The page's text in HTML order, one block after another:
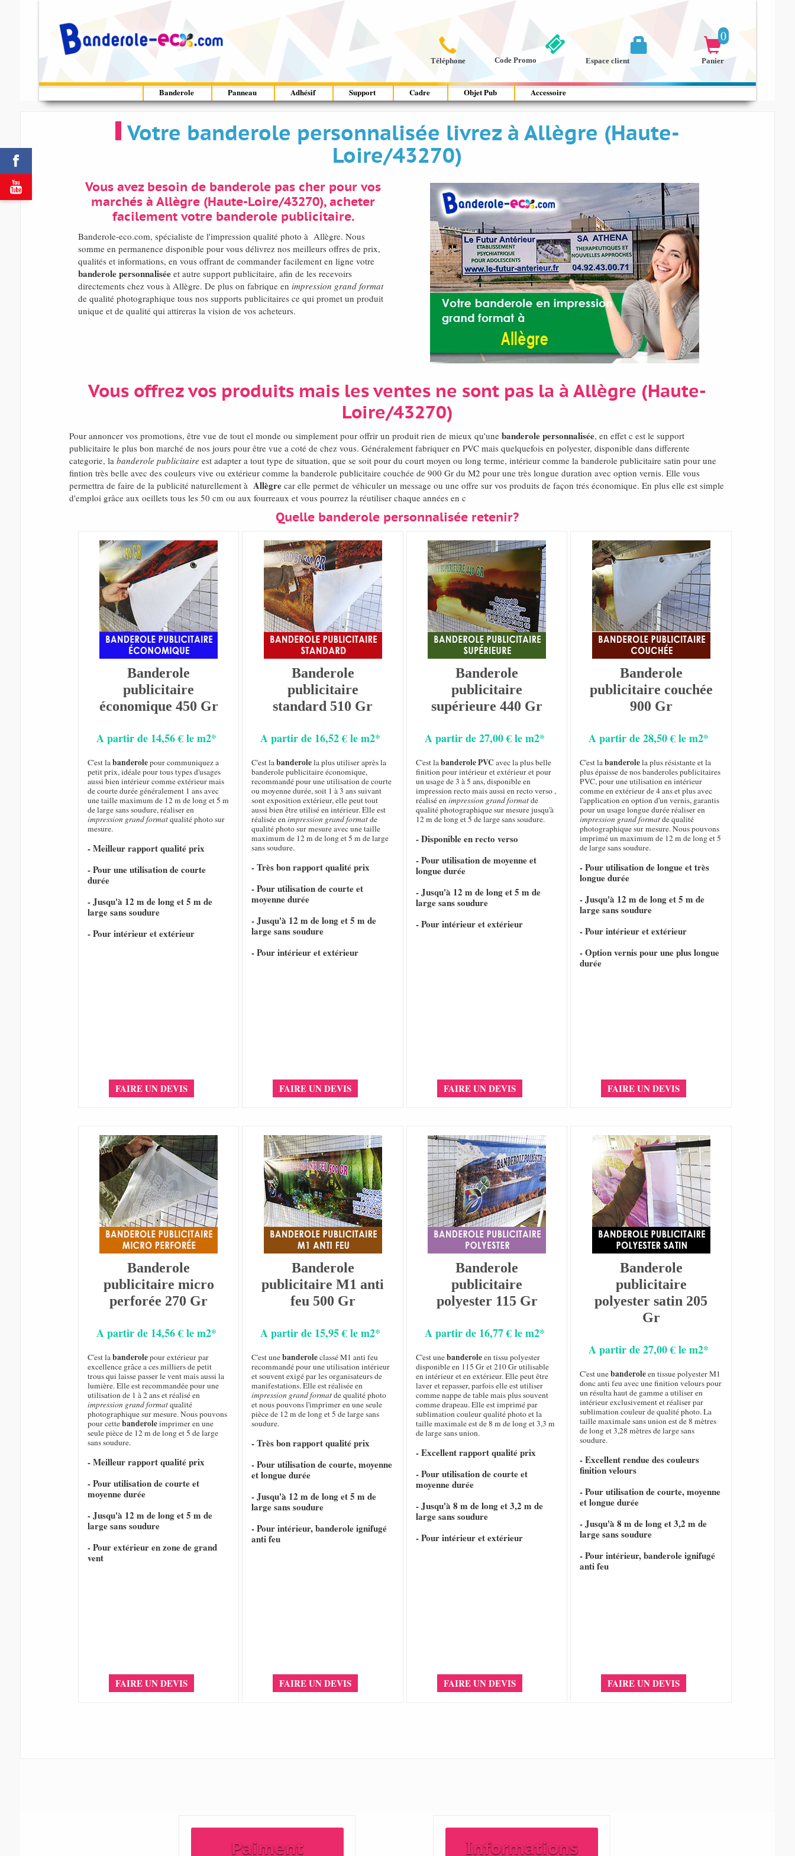



Téléphone
0

Panier

Espace client
Code Promo
Banderole Panneau Adhésif Support Cadre Objet Pub Accessoire
Votre banderole personnalisée livrez à Allègre (Haute-
Loire/43270)
Vous avez besoin de banderole pas cher pour vos
marchés à Allègre (Haute-Loire/43270), acheter
facilement votre banderole publicitaire.
Banderole-eco.com, spécialiste de l'impression qualité photo à Allègre. Nous
somme en permanence disponible pour vous délivrez nos meilleurs offres de prix,
qualités et informations, en vous offrant de commander facilement en ligne votre
banderole personnaliséeet autre support publicitaire, afin de les recevoirs
directements chez vous à Allègre. De plus on fabrique en impression grand format
de qualité photographique tous nos supports publicitaires ce qui promet un produit
unique et de qualité qui attireras la vision de vos acheteurs.
Vous offrez vos produits mais les ventes ne sont pas la à Allègre (Haute-
Loire/43270)
Pour annoncer vos promotions, être vue de tout el monde ou simplement pour offrir un produit rien de mieux qu'une banderole personnalisée, en effet c est le support
publicitaire le plus bon marché de nos jours pour être vue a coté de chez vous. Généralement fabriquer en PVC mais quelquefois en polyester, disponible dans differente
categorie, la banderole publicitaire est adapter a tout type de situation, que se soit pour du court moyen ou long terme, intérieur comme la banderole publicitaire satin pour une
fintion très belle avec des couleurs vive ou extérieur comme la banderole publicitaire couchée de 900 Gr du M2 pour une très longue duration avec option vernis. Elle vous
permettra de faire de la publicité naturellement à Allègrecar elle permet de véhiculer un message ou une offre sur vos produits de façon trés économique. En plus elle est simple
d'emploi grâce aux oeillets tous les 50 cm ou aux fourreaux et vous pourrez la réutiliser chaque années en c
Quelle banderole personnalisée retenir?
Banderole
publicitaire
économique 450 Gr
A partir de 14,56 € le m2*
C'est labanderolepour communiquez a
petit prix, idéale pour tous types d'usages
aussi bien intérieur comme extérieur mais
de courte durée généralement 1 ans avec
une taille maximum de 12 m de long et 5 m
de large sans soudure, réaliser en
impression grand formatqualité photo sur
mesure.
- Meilleur rapport qualité prix
- Pour une utilisation de courte
durée
- Jusqu'à 12 m de long et 5 m de
large sans soudure
- Pour intérieur et extérieur
FAIRE UN DEVIS
Banderole
publicitaire
standard 510 Gr
A partir de 16,52 € le m2*
C'est labanderolela plus utiliser après la
banderole publicitaire économique,
recommandé pour une utilisation de courte
ou moyenne durée, soit 1 à 3 ans suivant
sont exposition extérieur, elle peut tout
aussi bien être utilisé en intérieur. Elle est
réalisée enimpression grand formatde
qualité photo sur mesure avec une taille
maximum de 12 m de long et 5 m de large
sans soudure.
- Très bon rapport qualité prix
- Pour utilisation de courte et
moyenne durée
- Jusqu'à 12 m de long et 5 m de
large sans soudure
- Pour intérieur et extérieur
FAIRE UN DEVIS
Banderole
publicitaire
supérieure 440 Gr
A partir de 27,00 € le m2*
C'est labanderole PVC avec la plus belle
finition pour intérieur et extérieur et pour
un usage de 3 à 5 ans, disponible en
impression recto mais aussi en recto verso ,
réalisé enimpression grand formatde
qualité photographique sur mesure jusqu'à
12 m de long et 5 de large sans soudure.
- Disponible en recto verso
- Pour utilisation de moyenne et
longue durée
- Jusqu'à 12 m de long et 5 m de
large sans soudure
- Pour intérieur et extérieur
FAIRE UN DEVIS
Banderole
publicitaire couchée
900 Gr
A partir de 28,50 € le m2*
C'est labanderolela plus résistante et la
plus épaisse de nos banderoles publicitaires
PVC, pour une utilisation en intérieur
comme en extérieur de 4 ans et plus avec
l'application en option d'un vernis, garantis
pour un usage longue durée réaliser en
impression grand formatde qualité
photographique sur mesure. Nous pouvons
imprimé un maximum de 12 m de long et 5
de large sans soudure.
- Pour utilisation de longue et très
longue durée
- Jusqu'à 12 m de long et 5 m de
large sans soudure
- Pour intérieur et extérieur
- Option vernis pour une plus longue
durée
FAIRE UN DEVIS
Banderole
publicitaire micro
perforée 270 Gr
A partir de 14,56 € le m2*
C'est labanderolepour extérieur par
excellence grâce a ces milliers de petit
trous qui laisse passer le vent mais aussi la
lumière. Elle est recommandée pour une
utilisation de 1 à 2 ans et réalisé en
impression grand formatqualité
photographique sur mesure. Nous pouvons
pour cettebanderoleimprimer en une
seule pièce de 12 m de long et 5 de large
sans soudure.
- Meilleur rapport qualité prix
- Pour utilisation de courte et
moyenne durée
- Jusqu'à 12 m de long et 5 m de
large sans soudure
- Pour extérieur en zone de grand
vent
FAIRE UN DEVIS
Banderole
publicitaire M1 anti
feu 500 Gr
A partir de 15,95 € le m2*
C'est unebanderoleclassé M1 anti feu
recommandé pour une utilisation intérieur
et souvent exigé par les organisateurs de
manifestations. Elle est réalisée en
impression grand formatde qualité photo
et nous pouvons l'imprimer en une seule
pièce de 12 m de long et 5 de large sans
soudure.
- Très bon rapport qualité prix
- Pour utilisation de courte, moyenne
et longue durée
- Jusqu'à 12 m de long et 5 m de
large sans soudure
- Pour intérieur, banderole ignifugé
anti feu
FAIRE UN DEVIS
Banderole
publicitaire
polyester 115 Gr
A partir de 16,77 € le m2*
C'est unebanderoleen tissu polyester
disponible en 115 Gr et 210 Gr utilisable
en intérieur et en extérieur. Elle peut être
laver et repasser, parfois elle est utiliser
comme nappe de table mais plus souvent
comme drapeau. Elle est imprimé par
sublimation couleur qualité photo et la
taille maximale est de 8 m de long et 3,3 m
de large sans union.
- Excellent rapport qualité prix
- Pour utilisation de courte et
moyenne durée
- Jusqu'à 8 m de long et 3,2 m de
large sans soudure
- Pour intérieur et extérieur
FAIRE UN DEVIS
Banderole
publicitaire
polyester satin 205
Gr
A partir de 27,00 € le m2*
C'est unebanderoleen tissue polyester M1
donc anti feu avec une finition velours pour
un résulta haut de gamme a utiliser en
intérieur exclusivement et réaliser par
sublimation couleur de qualité photo. La
taille maximale sans union est de 8 mètres
de long et 3,28 mètres de large sans
soudure.
- Excellent rendue des couleurs
finition velours
- Pour utilisation de courte, moyenne
et longue durée
- Jusqu'à 8 m de long et 3,2 m de
large sans soudure
- Pour intérieur, banderole ignifugé
anti feu
FAIRE UN DEVIS
Paiment Informations